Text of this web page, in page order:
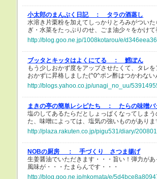
小太郎のまんぷく日記 ：
タラの酒蒸し
水溶き片栗粉を加えてしっかりとろみがつい
ぎ・水菜をたっぷりのせ、ごま油少々をかけて
http://blog.goo.ne.jp/1008kotarou/e/
ブッタとキッタはよくにてる ：
鱈ぽん
もう少しおかず度をアップさせたくて、タレ
おかずに昇格しました(^0^ポン酢はつかわない
http://blogs.yahoo.co.jp/unagi_no_uu/
まきの亭の簡単レシピたち ：
たらの味噌バ
塩のしてあるたらだとしょっぱくなってしま
た、味噌によっては、塩気の強いものがありま
http://plaza.rakuten.co.jp/pigu531/diary/
NOBの厨房 ：
手づくり さつま揚げ
生姜醤油でいただきます・・・旨い！弾力が
風味が・・・たまらんです・・・
http://blog.goo.ne.jp/nkomata/e/